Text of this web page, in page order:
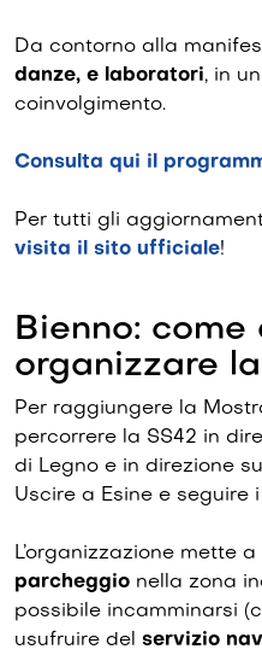
Da contorno alla
danze, e laboratori, in
coinvolgimento.
Consulta qui il
Per tutti gli
visita il sito ufficiale!
Bienno: come
organizzare
Per raggiungere la
percorrere la SS42 in
di Legno e in direzione
Uscire a Esine e seguire
L’organizzazione mette
parcheggio nella zona
possibile incamminarsi
usufruire del servizio